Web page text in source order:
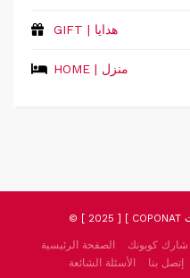
GIFT | هدايا
HOME | منزل
الصفحة الرئيسية شارك كوبونك
الأسئلة الشائعة
إتصل بنا